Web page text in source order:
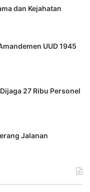
dan Kejahatan
UUD 1945
27 Ribu Personel
Jalanan